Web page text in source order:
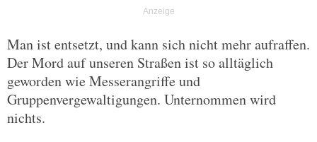
Man ist entsetzt, und kann sich nicht mehr aufraffen.
Der Mord auf unseren Straßen ist so alltäglich
geworden wie Messerangriffe und
Gruppenvergewaltigungen. Unternommen wird
nichts.